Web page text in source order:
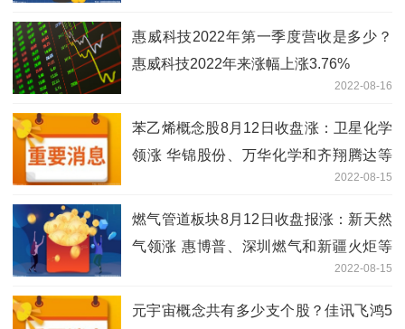
惠威科技2022年第一季度营收是多少？
惠威科技2022年来涨幅上涨3.76%
2022-08-16
苯乙烯概念股8月12日收盘涨：卫星化学
领涨 华锦股份、万华化学和齐翔腾达等
2022-08-15
燃气管道板块8月12日收盘报涨：新天然
气领涨 惠博普、深圳燃气和新疆火炬等
2022-08-15
元宇宙概念共有多少支个股？佳讯飞鸿5